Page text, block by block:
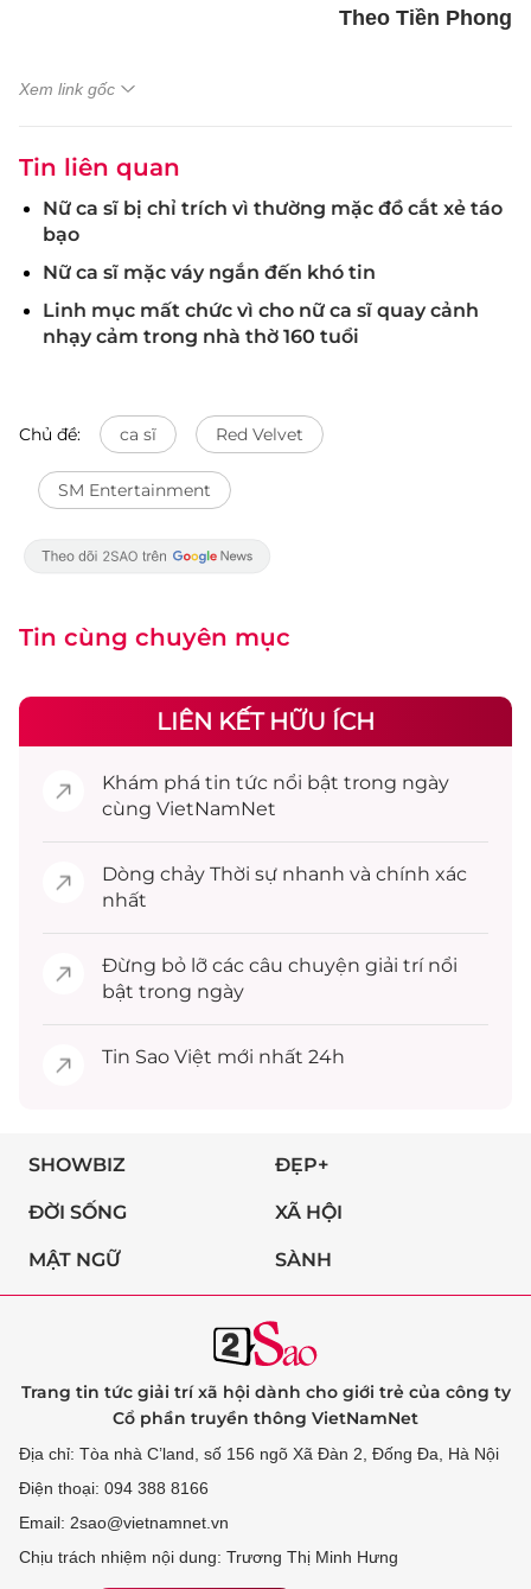
Theo Tiền Phong
Xem link gốc
Tin liên quan
Nữ ca sĩ bị chỉ trích vì thường mặc đồ cắt xẻ táo
bạo
Nữ ca sĩ mặc váy ngắn đến khó tin
Linh mục mất chức vì cho nữ ca sĩ quay cảnh
nhạy cảm trong nhà thờ 160 tuổi
Chủ đề: ca sĩ Red Velvet
SM Entertainment
Tin cùng chuyên mục
LIÊN KẾT HỮU ÍCH
Khám phá tin tức nổi bật trong ngày
cùng VietNamNet
Dòng chảy Thời sự nhanh và chính xác
nhất
Đừng bỏ lỡ các câu chuyện giải trínổi
bật trong ngày
Tin Sao Việt mới nhất 24h
SHOWBIZ ĐẸP+
ĐỜI SỐNG XÃ HỘI
MẬT NGỮ SÀNH
Trang tin tức giải trí xã hội dành cho giới trẻ của công ty
Cổ phần truyền thông VietNamNet
Địa chỉ: Tòa nhà C’land, số 156 ngõ Xã Đàn 2, Đống Đa, Hà Nội
Điện thoại: 094 388 8166
Email: 2sao@vietnamnet.vn
Chịu trách nhiệm nội dung: Trương Thị Minh Hưng